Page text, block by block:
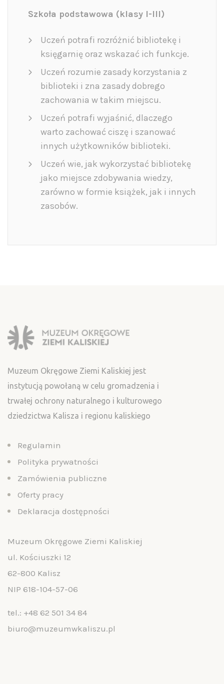
Szkoła podstawowa (klasy I-III)
Uczeń potrafi rozróżnić bibliotekę i
księgarnię oraz wskazać ich funkcje.
Uczeń rozumie zasady korzystania z
biblioteki i zna zasady dobrego
zachowania w takim miejscu.
Uczeń potrafi wyjaśnić, dlaczego
warto zachować ciszę i szanować
innych użytkowników biblioteki.
Uczeń wie, jak wykorzystać bibliotekę
jako miejsce zdobywania wiedzy,
zarówno w formie książek, jak i innych
zasobów.
Muzeum Okręgowe Ziemi Kaliskiej jest
instytucją powołaną w celu gromadzenia i
trwałej ochrony naturalnego i kulturowego
dziedzictwa Kalisza i regionu kaliskiego
Regulamin
Polityka prywatności
Zamówienia publiczne
Oferty pracy
Deklaracja dostępności
Muzeum Okręgowe Ziemi Kaliskiej
ul. Kościuszki 12
62-800 Kalisz
NIP 618-104-57-06
tel.: +48 62 501 34 84
biuro@muzeumwkaliszu.pl